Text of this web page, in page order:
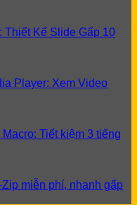
Thiết Kế Slide Gấp 10
Player: Xem Video
Tiết kiệm 3 tiếng
miễn phí, nhanh gấp